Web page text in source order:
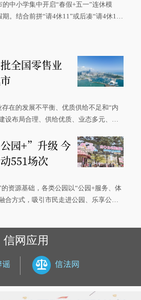
中小学集中开启“春假+五一”连休模
。结合前拼“请4休11”或后凑“请4休1
全国零售业
在的发展不平衡、优质供给不足和“内
设布局合理、供给优质、业态多元、智
园+”升级 今
551场次
资源基础，各类公园以“公园+服务、体
合方式，吸引市民走进公园、乐享公
信网应用